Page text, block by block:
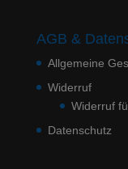
AGB &
Allgemeine
Widerruf
Widerruf
Datenschutz